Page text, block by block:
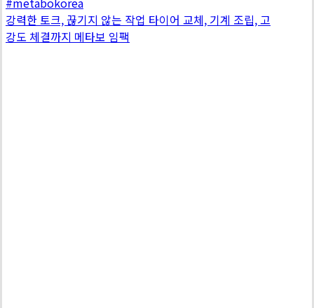
강력한 토크, 끊기지 않는 작업 타이어 교체, 기계 조립, 고
강도 체결까지 메타보 임팩